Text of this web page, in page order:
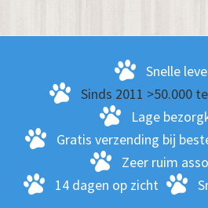
Snelle
Sinds 2011 >50.000
Lage
Gratis verzending bij
Zeer ruim
14 dagen op zicht